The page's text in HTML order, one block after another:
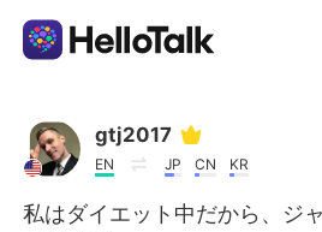
Language Exchange App
gtj2017
EN JP CN KR
私はダイエット中だから、ジ